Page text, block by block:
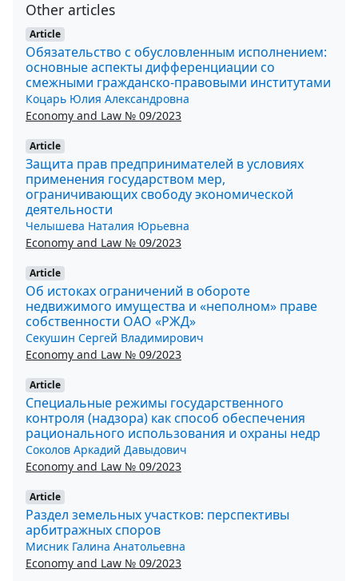
Other articles
Article
Обязательство с обусловленным исполнением:
основные аспекты дифференциации со
смежными гражданско-правовыми институтами
Коцарь Юлия Александровна
Economy and Law № 09/2023
Article
Защита прав предпринимателей в условиях
применения государством мер,
ограничивающих свободу экономической
деятельности
Челышева Наталия Юрьевна
Economy and Law № 09/2023
Article
Об истоках ограничений в обороте
недвижимого имущества и «неполном» праве
собственности ОАО «РЖД»
Секушин Сергей Владимирович
Economy and Law № 09/2023
Article
Специальные режимы государственного
контроля (надзора) как способ обеспечения
рационального использования и охраны недр
Соколов Аркадий Давыдович
Economy and Law № 09/2023
Article
Раздел земельных участков: перспективы
арбитражных споров
Мисник Галина Анатольевна
Economy and Law № 09/2023